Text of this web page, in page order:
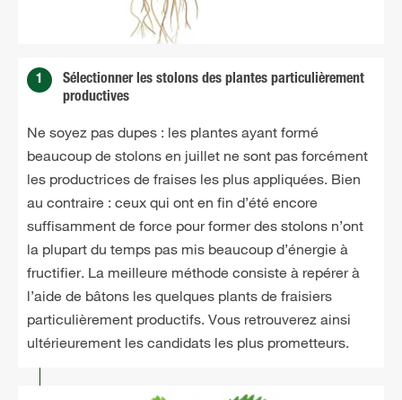
1
Sélectionner les stolons des plantes particulièrement
productives
Ne soyez pas dupes : les plantes ayant formé
beaucoup de stolons en juillet ne sont pas forcément
les productrices de fraises les plus appliquées. Bien
au contraire : ceux qui ont en fin d’été encore
suffisamment de force pour former des stolons n’ont
la plupart du temps pas mis beaucoup d’énergie à
fructifier. La meilleure méthode consiste à repérer à
l’aide de bâtons les quelques plants de fraisiers
particulièrement productifs. Vous retrouverez ainsi
ultérieurement les candidats les plus prometteurs.